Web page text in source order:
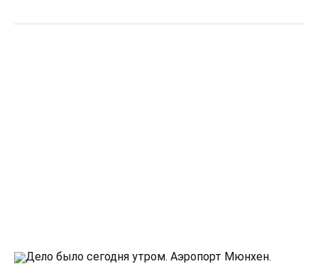
Дело было сегодня утром. Аэропорт Мюнхен.